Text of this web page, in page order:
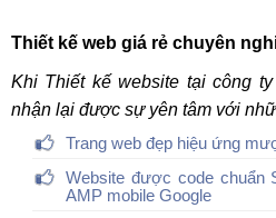
Thiết kế web giá rẻ chuyên
Khi Thiết kế website tại công
nhận lại được sự yên tâm với
Trang web đẹp hiệu ứng
Website được code chuẩn
AMP mobile Google